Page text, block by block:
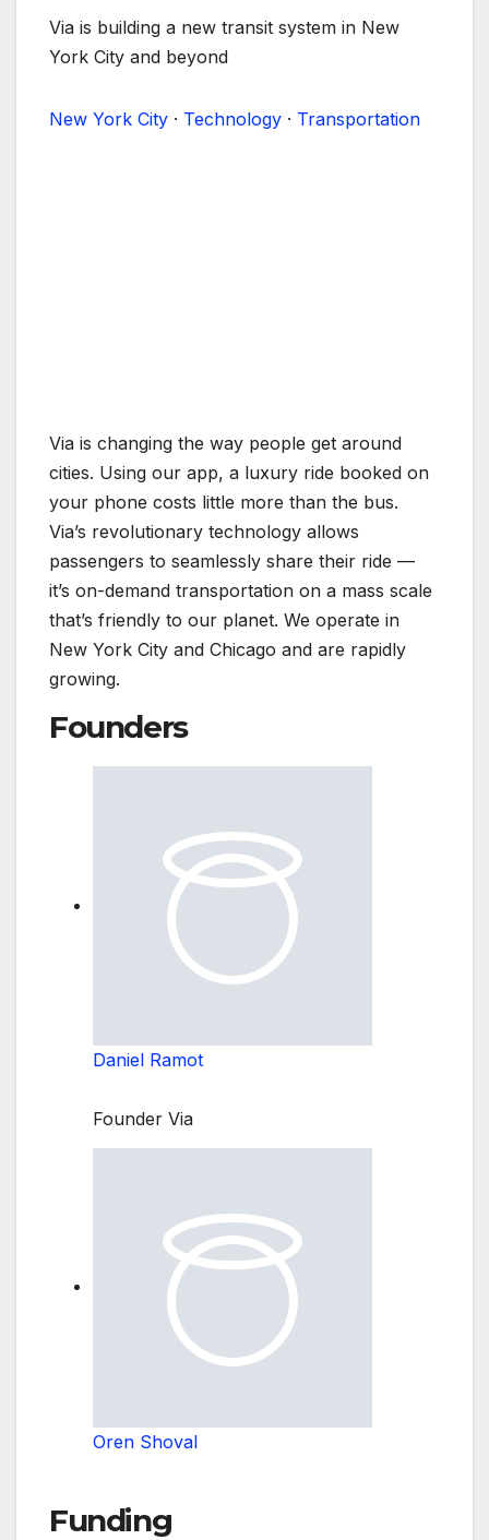
Via is building a new transit system in New
York City and beyond
New York City · Technology · Transportation
Via is changing the way people get around
cities. Using our app, a luxury ride booked on
your phone costs little more than the bus.
Via’s revolutionary technology allows
passengers to seamlessly share their ride —
it’s on-demand transportation on a mass scale
that’s friendly to our planet. We operate in
New York City and Chicago and are rapidly
growing.
Founders
Daniel Ramot
Founder Via
Oren Shoval
Funding